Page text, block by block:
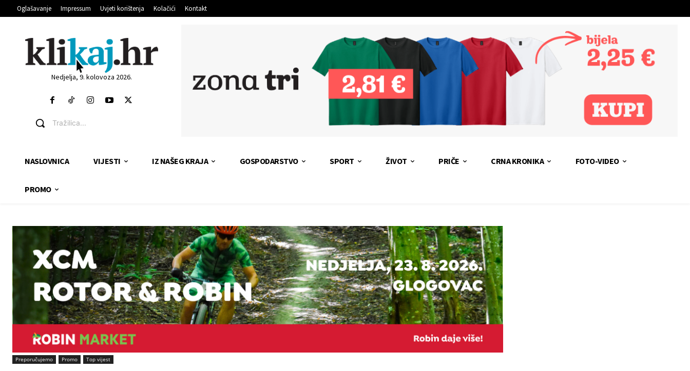
Oglašavanje Impressum Uvjeti korištenja Kolačići Kontakt
Nedjelja, 9. kolovoza 2026.
Tražilica...
NASLOVNICA VIJESTI IZ NAŠEG KRAJA GOSPODARSTVO SPORT ŽIVOT PRIČE CRNA KRONIKA FOTO-VIDEO
PROMO
Preporučujemo Promo Top vijest